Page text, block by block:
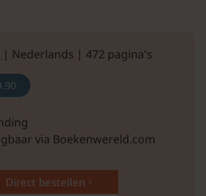
| Nederlands | 472 pagina's
via Boekenwereld.com
Direct bestellen